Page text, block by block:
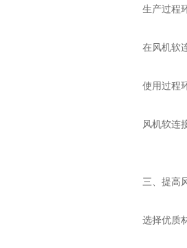
生产过程
在风机软连
使用过程
风机软连接
三、提高风
选择优质